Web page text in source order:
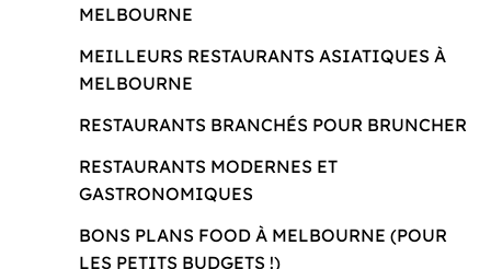
MELBOURNE
MEILLEURS RESTAURANTS ASIATIQUES À
MELBOURNE
RESTAURANTS BRANCHÉS POUR BRUNCHER
RESTAURANTS MODERNES ET
GASTRONOMIQUES
BONS PLANS FOOD À MELBOURNE (POUR
LES PETITS BUDGETS !)